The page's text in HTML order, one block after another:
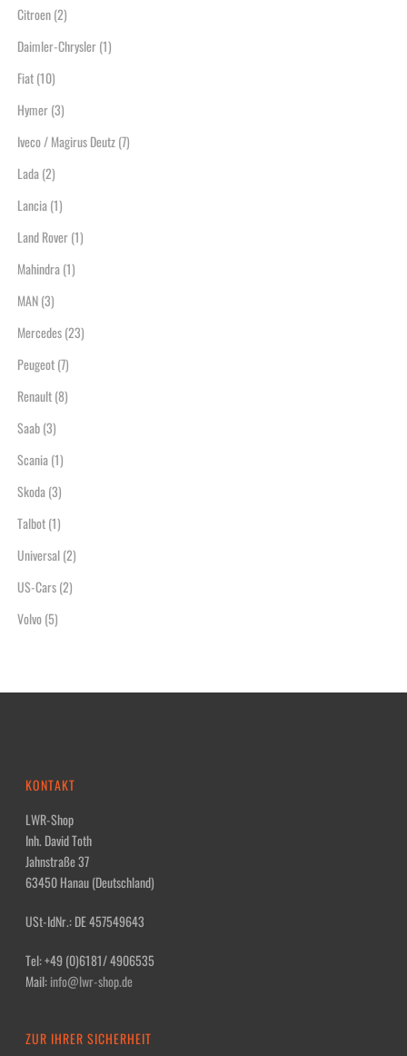
Citroen(2)
Daimler-Chrysler(1)
Fiat(10)
Hymer(3)
Iveco / Magirus Deutz(7)
Lada(2)
Lancia(1)
Land Rover(1)
Mahindra(1)
MAN(3)
Mercedes(23)
Peugeot(7)
Renault(8)
Saab(3)
Scania(1)
Skoda(3)
Talbot(1)
Universal(2)
US-Cars(2)
Volvo(5)
KONTAKT
LWR-Shop
Inh. David Toth
Jahnstraße 37
63450 Hanau (Deutschland)
USt-IdNr.: DE 457549643
Tel: +49 (0)6181/ 4906535
Mail:info@lwr-shop.de
ZUR IHRER SICHERHEIT